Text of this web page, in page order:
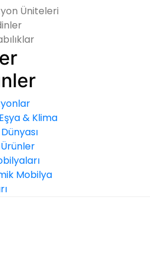
Üniteleri
& Klima
Mobilya